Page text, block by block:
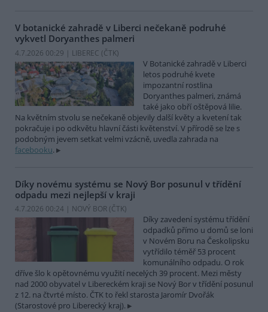
V botanické zahradě v Liberci nečekaně podruhé
vykvetl Doryanthes palmeri
4.7.2026 00:29 | LIBEREC (ČTK)
V Botanické zahradě v Liberci
letos podruhé kvete
impozantní rostlina
Doryanthes palmeri, známá
také jako obří oštěpová lilie.
Na květním stvolu se nečekaně objevily další květy a kvetení tak
pokračuje i po odkvětu hlavní části květenství. V přírodě se lze s
podobným jevem setkat velmi vzácně, uvedla zahrada na
facebooku.
Díky novému systému se Nový Bor posunul v třídění
odpadu mezi nejlepší v kraji
4.7.2026 00:24 | NOVÝ BOR (ČTK)
Díky zavedení systému třídění
odpadků přímo u domů se loni
v Novém Boru na Českolipsku
vytřídilo téměř 53 procent
komunálního odpadu. O rok
dříve šlo k opětovnému využití necelých 39 procent. Mezi městy
nad 2000 obyvatel v Libereckém kraji se Nový Bor v třídění posunul
z 12. na čtvrté místo. ČTK to řekl starosta Jaromír Dvořák
(Starostové pro Liberecký kraj).